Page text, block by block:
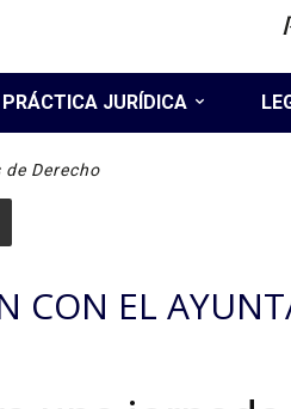
PRÁCTICA JURÍDICA
Derecho
CON EL